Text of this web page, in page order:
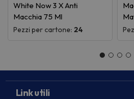
White Now 3 X Anti
Macchia 75 Ml
Pezzi per cartone: 24
Link utili